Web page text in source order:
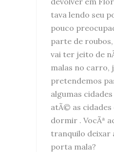
tava lendo seu
pouco
parte de
vai ter jeito de
malas no carro,
pretendemos
algumas
atÃ© as cidades
dormir . VocÃª
tranquilo deixar
porta mala?